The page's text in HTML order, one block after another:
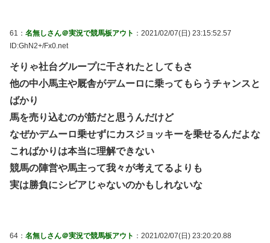
61： 名無しさん＠実況で競馬板アウト ：2021/02/07(日) 23:15:52.57
ID:GhN2+/Fx0.net
そりゃ社台グループに干されたとしてもさ
他の中小馬主や厩舎がデムーロに乗ってもらうチャンスと
ばかり
馬を売り込むのが筋だと思うんだけど
なぜかデムーロ乗せずにカスジョッキーを乗せるんだよな
こればかりは本当に理解できない
競馬の陣営や馬主って我々が考えてるよりも
実は勝負にシビアじゃないのかもしれないな
64： 名無しさん＠実況で競馬板アウト ：2021/02/07(日) 23:20:20.88